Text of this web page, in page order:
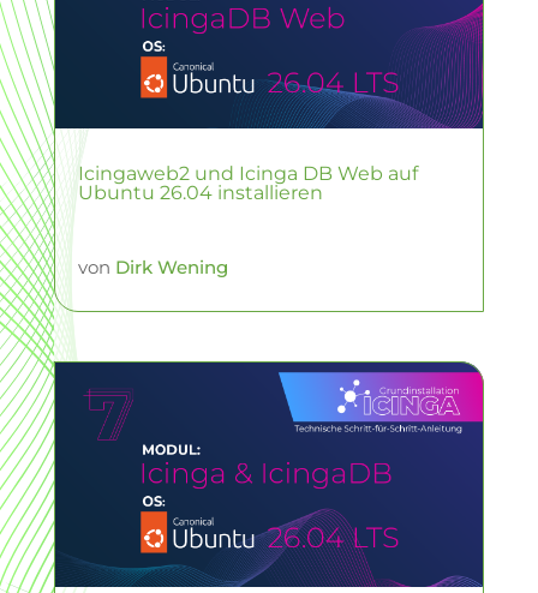
Icingaweb2 und Icinga DB Web auf
Ubuntu 26.04 installieren
von Dirk Wening